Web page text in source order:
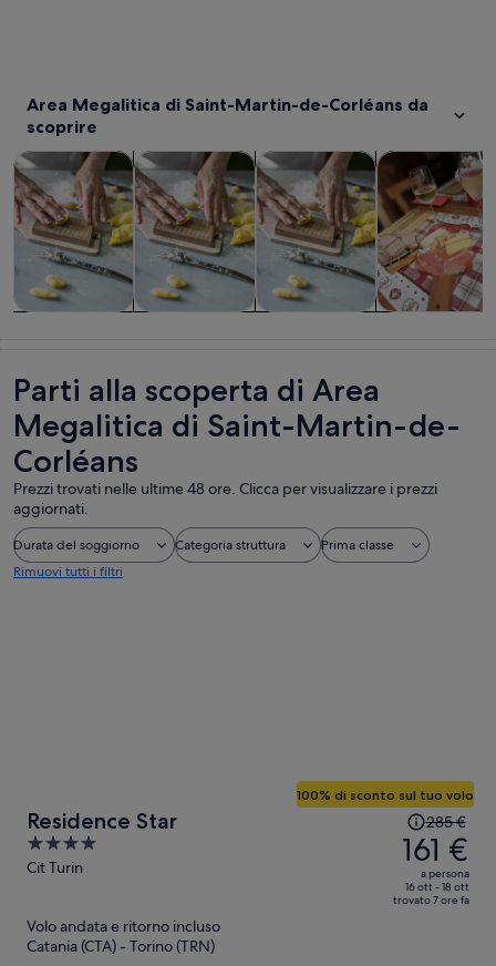
Area Megalitica di Saint-Martin-de-Corléans da
scoprire
Cibo, bevande e vita notturnaApertura in una nuova scheda
Tour e gite di un giornoApertura in una
Tour privati e personalizzati
Storia e cultura
Parti alla scoperta di Area
Megalitica di Saint-Martin-de-
Corléans
Prezzi trovati nelle ultime 48 ore. Clicca per visualizzare i prezzi
aggiornati.
Durata del soggiorno Categoria struttura
Prima classe
Rimuovi tutti i filtri
Residence Star
4
out
5
Cit Turin
100% di sconto sul tuo volo
Il
prezzo
era
285 €,
ora
285 €
161 €
a persona
16 ott - 18 ott
trovato 7 ore fa
Volo andata e ritorno incluso
Catania (CTA) - Torino (TRN)